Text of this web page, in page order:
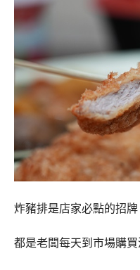
炸豬排是店家必點的招
都是老闆每天到市場購買